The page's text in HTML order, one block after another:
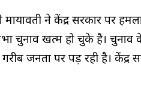
मायावती ने केंद्र सरकार पर
चुनाव खत्म हो चुके है। चुनाव
जनता पर पड़ रही है।